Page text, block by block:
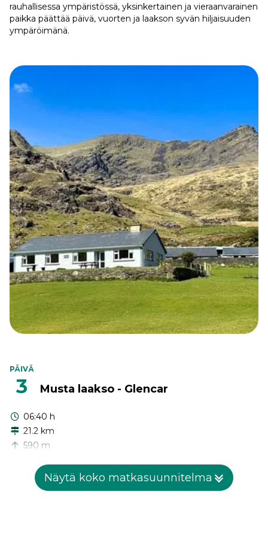
rauhallisessa ympäristössä, yksinkertainen ja vieraanvarainen
paikka päättää päivä, vuorten ja laakson syvän hiljaisuuden
ympäröimänä.
PÄIVÄ
3 Musta laakso - Glencar
06:40 h
21.2 km
590 m
Pitkä ja vaativa vuoristoreitti lähtee Black Valleysta ja
Näytä koko matkasuunnitelma